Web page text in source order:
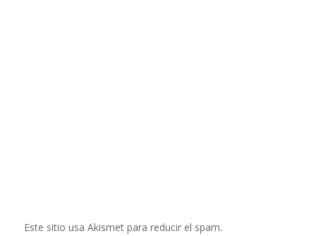
Este sitio usa Akismet para reducir el spam.